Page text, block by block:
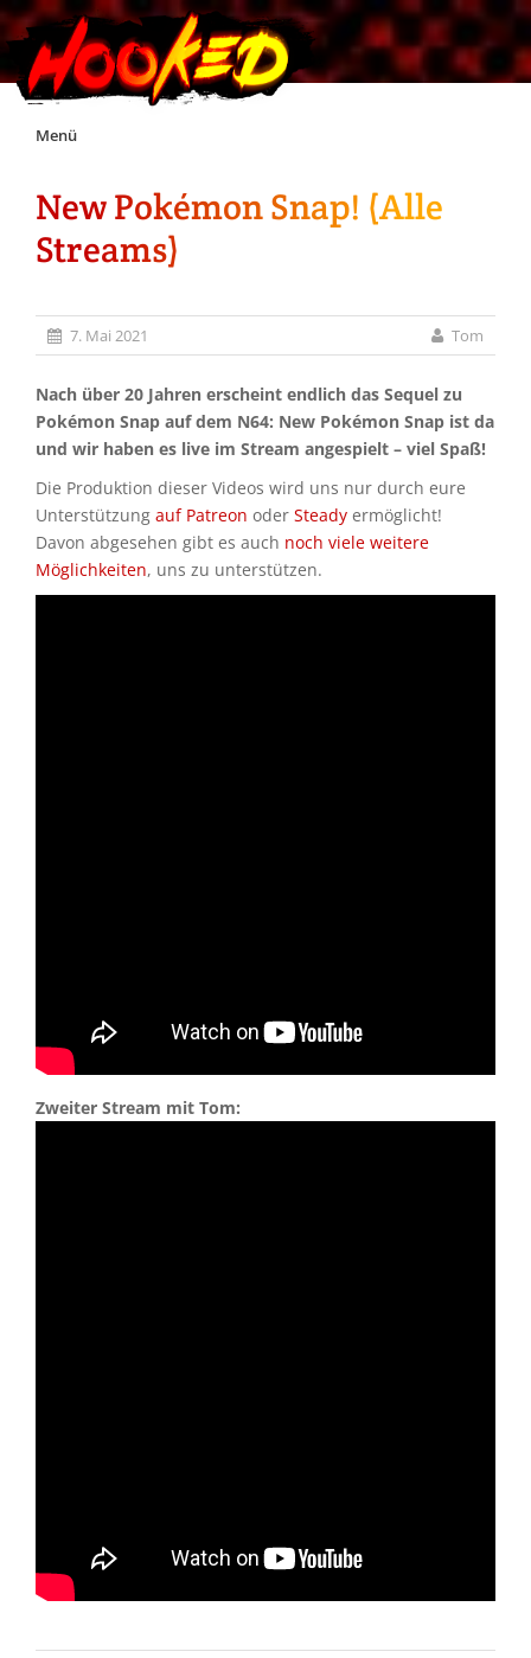
Skip
Menü
Unterstützt Hooked!
Exklusiv für Supporter*innen
Impressum
Jobs
Discord
New Pokémon Snap! (Alle
Streams)
7. Mai 2021 Tom
Nach über 20 Jahren erscheint endlich das Sequel zu
Pokémon Snap auf dem N64: New Pokémon Snap ist da
und wir haben es live im Stream angespielt – viel Spaß!
Die Produktion dieser Videos wird uns nur durch eure
Unterstützung auf Patreon oder Steady ermöglicht!
Davon abgesehen gibt es auch noch viele weitere
Möglichkeiten, uns zu unterstützen.
Zweiter Stream mit Tom: